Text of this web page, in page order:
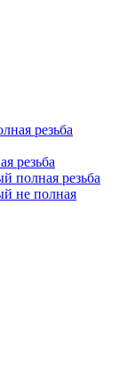
резьба
резьба
полная резьба
не полная